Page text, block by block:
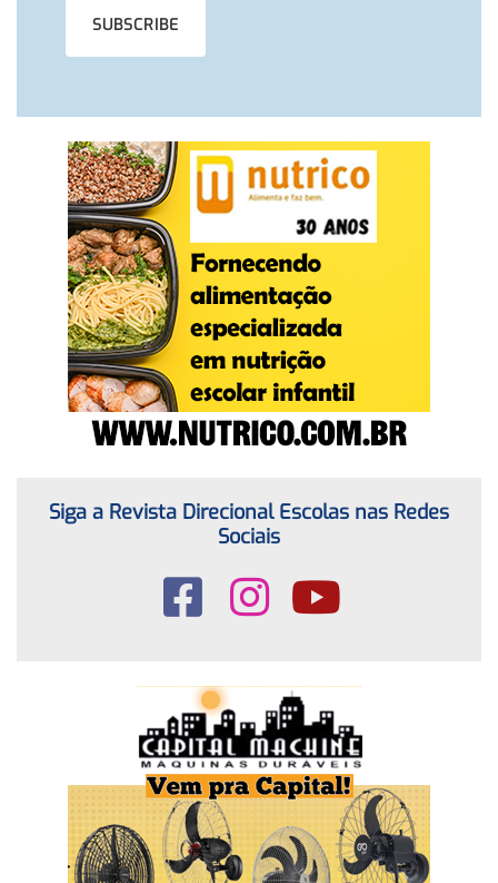
Siga a Revista Direcional Escolas nas Redes
Sociais